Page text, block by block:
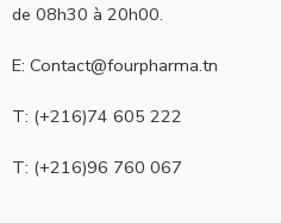
de 08h30 à 20h00.
E: Contact@fourpharma.tn
T: (+216)74 605 222
T: (+216)96 760 067